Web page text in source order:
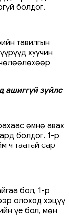
болдог.
тавилгын
хуучин
ашиггүй зүйлс
өмнө авах
болдог. 1-р
ч таатай сар
бол, 1-р
олоход хэцүү
үе бол, мөн